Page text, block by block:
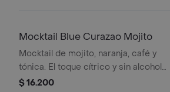
Mocktail Blue Curazao Mojito
Mocktail de mojito, naranja, café y
tónica. El toque cítrico y sin alcohol
para vivir el fútbol con calma y
$ 16.200